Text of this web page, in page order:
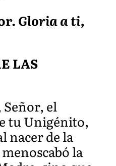
Gloria a ti,
LAS
Señor, el
tu Unigénito,
nacer de la
la